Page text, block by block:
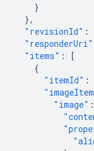
}
},
"revisionId" :
"responderUri"
"items" :
[
{
"itemId" :
"image" :